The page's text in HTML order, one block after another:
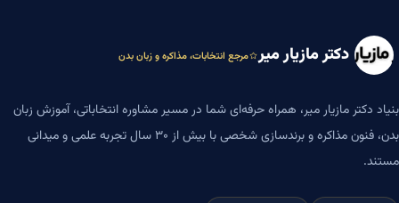
دکتر مازیار میر مرجع انتخابات، مذاکره و زبان بدن
بنیاد دکتر مازیار میر، همراه حرفه‌ای شما در مسیر مشاوره انتخاباتی، آموزش زبان
بدن، فنون مذاکره و برندسازی شخصی با بیش از ۳۰ سال تجربه علمی و میدانی
مستند.